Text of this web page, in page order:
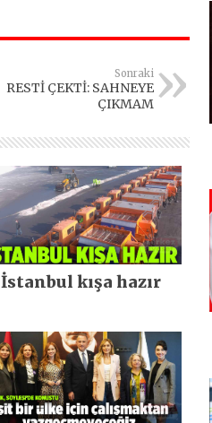
Sonraki
RESTİ ÇEKTİ: SAHNEYE
ÇIKMAM
İstanbul kışa hazır